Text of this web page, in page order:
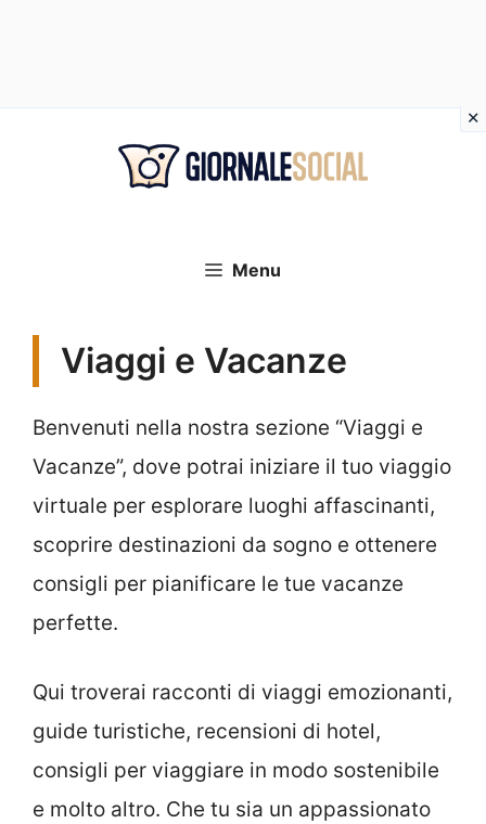
Menu
Viaggi e Vacanze
Benvenuti nella nostra sezione “Viaggi e
Vacanze”, dove potrai iniziare il tuo viaggio
virtuale per esplorare luoghi affascinanti,
scoprire destinazioni da sogno e ottenere
consigli per pianificare le tue vacanze
perfette.
Qui troverai racconti di viaggi emozionanti,
guide turistiche, recensioni di hotel,
consigli per viaggiare in modo sostenibile
e molto altro. Che tu sia un appassionato